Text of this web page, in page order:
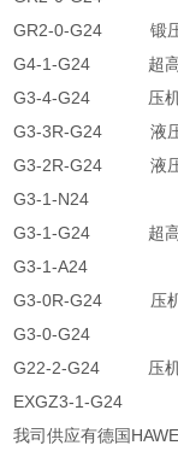
GR2-0-G24 锻
G4-1-G24 超高
G3-4-G24 压
G3-3R-G24 液
G3-2R-G24 液
G3-1-N24
G3-1-G24 超高
G3-1-A24
G3-0R-G24
G3-0-G24
G22-2-G24
EXGZ3-1-
我司供应有德国